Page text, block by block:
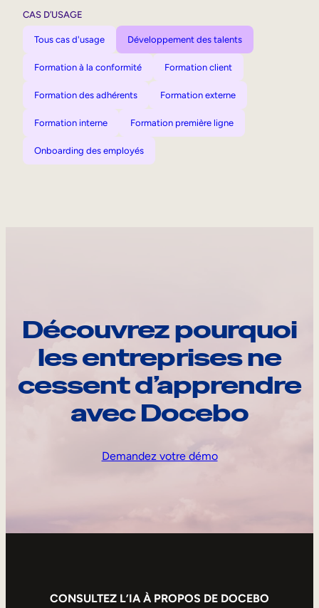
CAS D’USAGE
Tous cas d'usage Développement des talents
Formation à la conformité Formation client
Formation des adhérents Formation externe
Formation interne Formation première ligne
Onboarding des employés
Découvrez pourquoi
les entreprises ne
cessent d’apprendre
avec Docebo
Demandez votre démo
CONSULTEZ L’IA À PROPOS DE DOCEBO